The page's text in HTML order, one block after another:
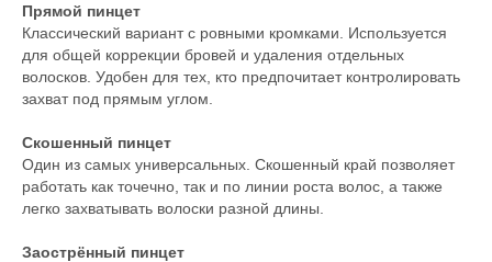
Прямой пинцет
Классический вариант с ровными кромками. Используется
для общей коррекции бровей и удаления отдельных
волосков. Удобен для тех, кто предпочитает контролировать
захват под прямым углом.
Скошенный пинцет
Один из самых универсальных. Скошенный край позволяет
работать как точечно, так и по линии роста волос, а также
легко захватывать волоски разной длины.
Заострённый пинцет